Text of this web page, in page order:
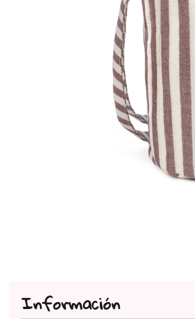
Información